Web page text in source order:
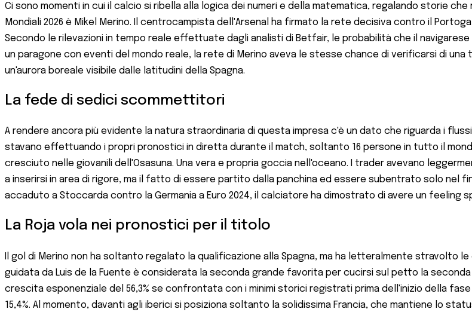
Ci sono momenti in cui il calcio si ribella alla logica dei numeri e della matematica, regalando storie
Mondiali 2026 è Mikel Merino. Il centrocampista dell'Arsenal ha firmato la rete decisiva contro il
Secondo le rilevazioni in tempo reale effettuate dagli analisti di Betfair, le probabilità che il navigarese
un paragone con eventi del mondo reale, la rete di Merino aveva le stesse chance di verificarsi di
un'aurora boreale visibile dalle latitudini della Spagna.
La fede di sedici scommettitori
A rendere ancora più evidente la natura straordinaria di questa impresa c'è un dato che riguarda i
stavano effettuando i propri pronostici in diretta durante il match, soltanto 16 persone in tutto il
cresciuto nelle giovanili dell'Osasuna. Una vera e propria goccia nell'oceano. I trader avevano
a inserirsi in area di rigore, ma il fatto di essere partito dalla panchina ed essere subentrato solo nel
accaduto a Stoccarda contro la Germania a Euro 2024, il calciatore ha dimostrato di avere un feeling
La Roja vola nei pronostici per il titolo
Il gol di Merino non ha soltanto regalato la qualificazione alla Spagna, ma ha letteralmente stravolto
guidata da Luis de la Fuente è considerata la seconda grande favorita per cucirsi sul petto la
crescita esponenziale del 56,3% se confrontata con i minimi storici registrati prima dell'inizio della
15,4%. Al momento, davanti agli iberici si posiziona soltanto la solidissima Francia, che mantiene lo